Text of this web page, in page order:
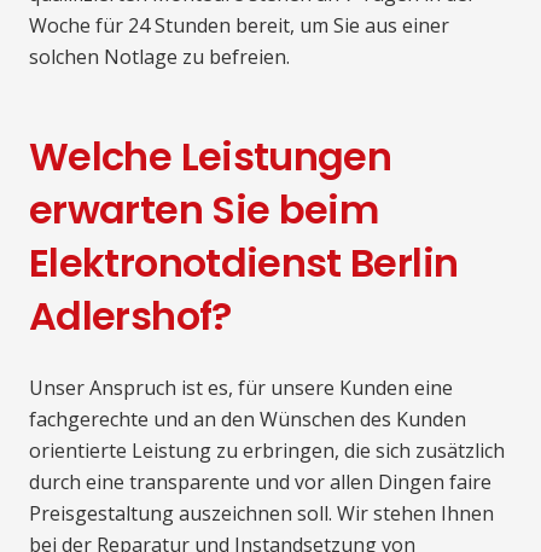
Woche für 24 Stunden bereit, um Sie aus einer
solchen Notlage zu befreien.
Welche Leistungen
erwarten Sie beim
Elektronotdienst Berlin
Adlershof?
Unser Anspruch ist es, für unsere Kunden eine
fachgerechte und an den Wünschen des Kunden
orientierte Leistung zu erbringen, die sich zusätzlich
durch eine transparente und vor allen Dingen faire
Preisgestaltung auszeichnen soll. Wir stehen Ihnen
bei der Reparatur und Instandsetzung von